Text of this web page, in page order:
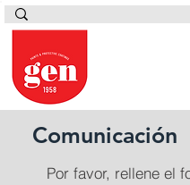
Comunicación
Por favor, rellene el